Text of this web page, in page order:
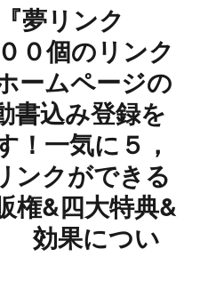
夢リンク
０個のリンク
ームページの
書込み登録を
！一気に５，
ンクができる
権&四大特典&
効果につい